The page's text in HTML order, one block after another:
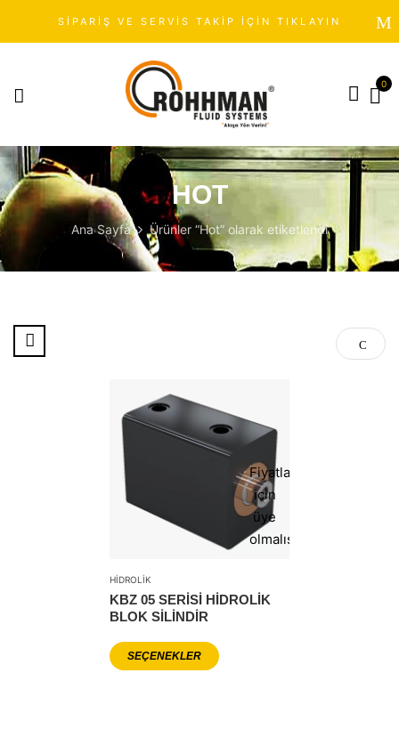
SİPARİŞ VE SERVİS TAKİP İÇİN TIKLAYIN
0
HOT
Ana Sayfa Ürünler “Hot” olarak etiketlendi
Fiyatlar
icin
üye
olmalısınız
HIDROLIK
KBZ 05 SERİSİ HİDROLİK
BLOK SİLİNDİR
SEÇENEKLER